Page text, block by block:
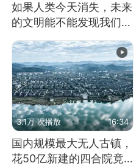
如果人类今天消失，未来
的文明能不能发现我们存
在过？
3.1万 次播放 16:34
国内规模最大无人古镇，
花50亿新建的四合院竟